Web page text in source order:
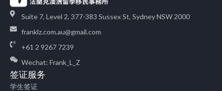
Suite 7, Level 2, 377-383 Sussex St, Sydney NSW 2000
franklz.com.au@gmail.com
+61 2 9267 7239
Wechat: Frank_L_Z
签证服务
学生签证